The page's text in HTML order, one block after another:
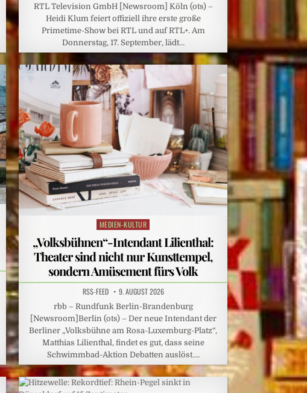
RTL Television GmbH [Newsroom] Köln (ots) –
Heidi Klum feiert offiziell ihre erste große
Primetime-Show bei RTL und auf RTL+. Am
Donnerstag, 17. September, lädt…
Posted
in
MEDIEN-KULTUR
„Volksbühnen“-Intendant Lilienthal:
Theater sind nicht nur Kunsttempel,
sondern Amüsement fürs Volk
RSS-FEED 9. AUGUST 2026
rbb – Rundfunk Berlin-Brandenburg
[Newsroom]Berlin (ots) – Der neue Intendant der
Berliner „Volksbühne am Rosa-Luxemburg-Platz“,
Matthias Lilienthal, findet es gut, dass seine
Schwimmbad-Aktion Debatten auslöst….